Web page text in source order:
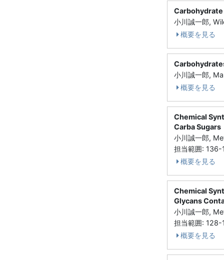
小川誠一郎,
概要を見る
小川誠一郎,
概要を見る
Chemical
Carba Sugars
小川誠一郎,
担当範囲: 136-
概要を見る
Chemical
Glycans
小川誠一郎,
担当範囲: 128-
概要を見る